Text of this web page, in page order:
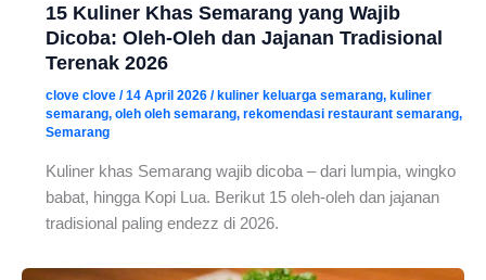
15 Kuliner Khas Semarang yang Wajib
Dicoba: Oleh-Oleh dan Jajanan Tradisional
Terenak 2026
clove clove /14 April 2026 / kuliner keluarga semarang, kuliner
semarang, oleh oleh semarang, rekomendasi restaurant semarang,
Semarang
Kuliner khas Semarang wajib dicoba – dari lumpia, wingko
babat, hingga Kopi Lua. Berikut 15 oleh-oleh dan jajanan
tradisional paling endezz di 2026.